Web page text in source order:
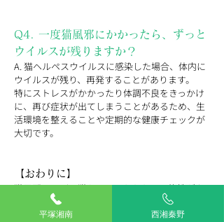
Q4. 一度猫風邪にかかったら、ずっと
ウイルスが残りますか？
A. 猫ヘルペスウイルスに感染した場合、体内に
ウイルスが残り、再発することがあります。
特にストレスがかかったり体調不良をきっかけ
に、再び症状が出てしまうことがあるため、生
活環境を整えることや定期的な健康チェックが
大切です。
【おわりに】
猫風邪は、どの猫ちゃんでもかかる可能性があ
る病気ですが、早めのケアと予防で元気に過ご
すことができます。
平塚湘南 西湘秦野